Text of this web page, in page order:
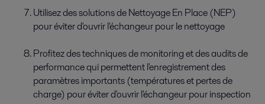
Utilisez des solutions de Nettoyage En Place (NEP)
pour éviter d'ouvrir l'échangeur pour le nettoyage
Profitez des techniques de monitoring et des audits de
performance qui permettent l'enregistrement des
paramètres importants (températures et pertes de
charge) pour éviter d'ouvrir l'échangeur pour inspection